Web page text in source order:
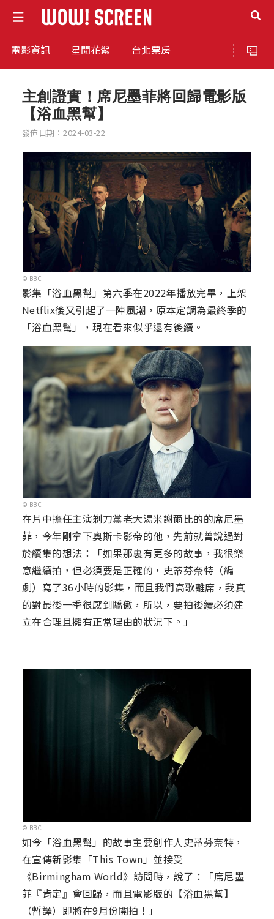
電影資訊 星聞花絮 台北票房
主創證實！席尼墨菲將回歸電影版
【浴血黑幫】
發佈日期：2024-03-22
© BBC
影集「浴血黑幫」第六季在2022年播放完畢，上架
Netflix後又引起了一陣風潮，原本定調為最終季的
「浴血黑幫」，現在看來似乎還有後續。
© BBC
在片中擔任主演剃刀黨老大湯米謝爾比的的席尼墨
菲，今年剛拿下奧斯卡影帝的他，先前就曾說過對
於續集的想法：「如果那裏有更多的故事，我很樂
意繼續拍，但必須要是正確的，史蒂芬奈特（編
劇）寫了36小時的影集，而且我們高歌離席，我真
的對最後一季很感到驕傲，所以，要拍後續必須建
立在合理且擁有正當理由的狀況下。」
© BBC
如今「浴血黑幫」的故事主要創作人史蒂芬奈特，
在宣傳新影集「This Town」並接受
《Birmingham World》訪問時，說了：「席尼墨
菲『肯定』會回歸，而且電影版的【浴血黑幫】
（暫譯）即將在9月份開拍！」